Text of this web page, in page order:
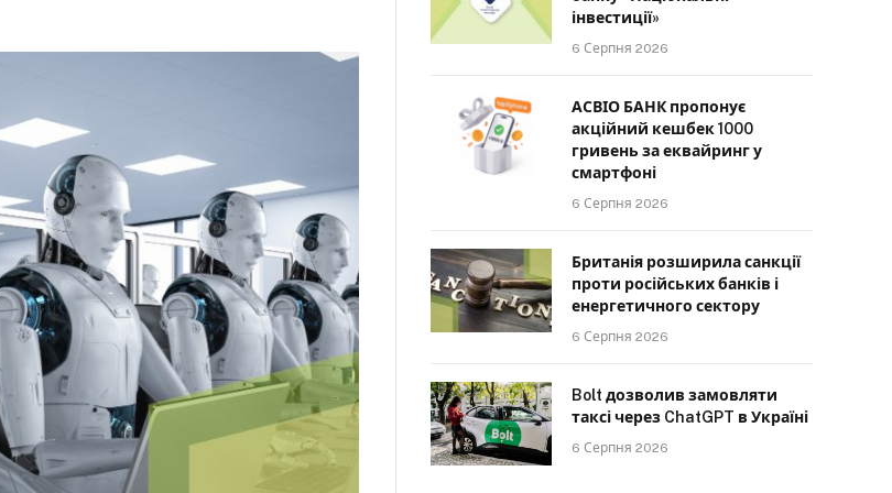
інвестиції»
6 Серпня 2026
АСВІО БАНК пропонує
акційний кешбек 1000
гривень за еквайринг у
смартфоні
6 Серпня 2026
Британія розширила санкції
проти російських банків і
енергетичного сектору
6 Серпня 2026
Bolt дозволив замовляти
таксі через ChatGPT в Україні
6 Серпня 2026